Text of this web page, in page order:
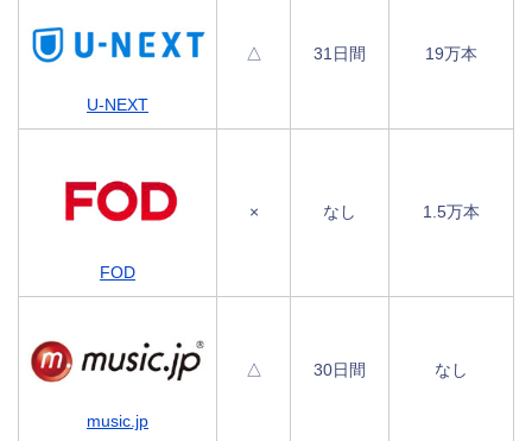
U-NEXT
△ 31日間 19万本
FOD
× なし 1.5万本
music.jp
△ 30日間 なし